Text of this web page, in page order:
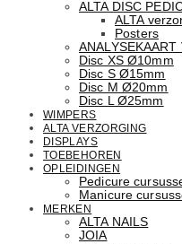
ALTA DISC
ALTA
Posters
Disc XS Ø10mm
Disc S Ø15mm
Disc M Ø20mm
Disc L Ø25mm
WIMPERS
ALTA VERZORGING
DISPLAYS
TOEBEHOREN
OPLEIDINGEN
Pedicure
Manicure
MERKEN
ALTA NAILS
JOIA